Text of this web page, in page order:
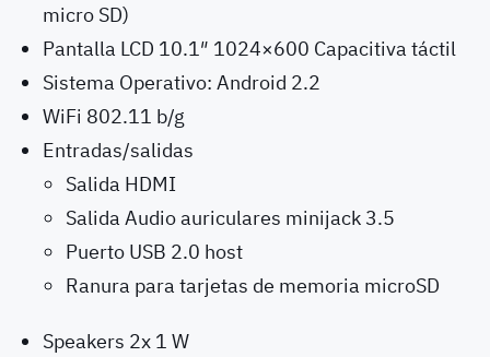
micro SD)
Pantalla LCD 10.1″ 1024×600 Capacitiva táctil
Sistema Operativo: Android 2.2
WiFi 802.11 b/g
Entradas/salidas
Salida HDMI
Salida Audio auriculares minijack 3.5
Puerto USB 2.0 host
Ranura para tarjetas de memoria microSD
Speakers 2x 1 W